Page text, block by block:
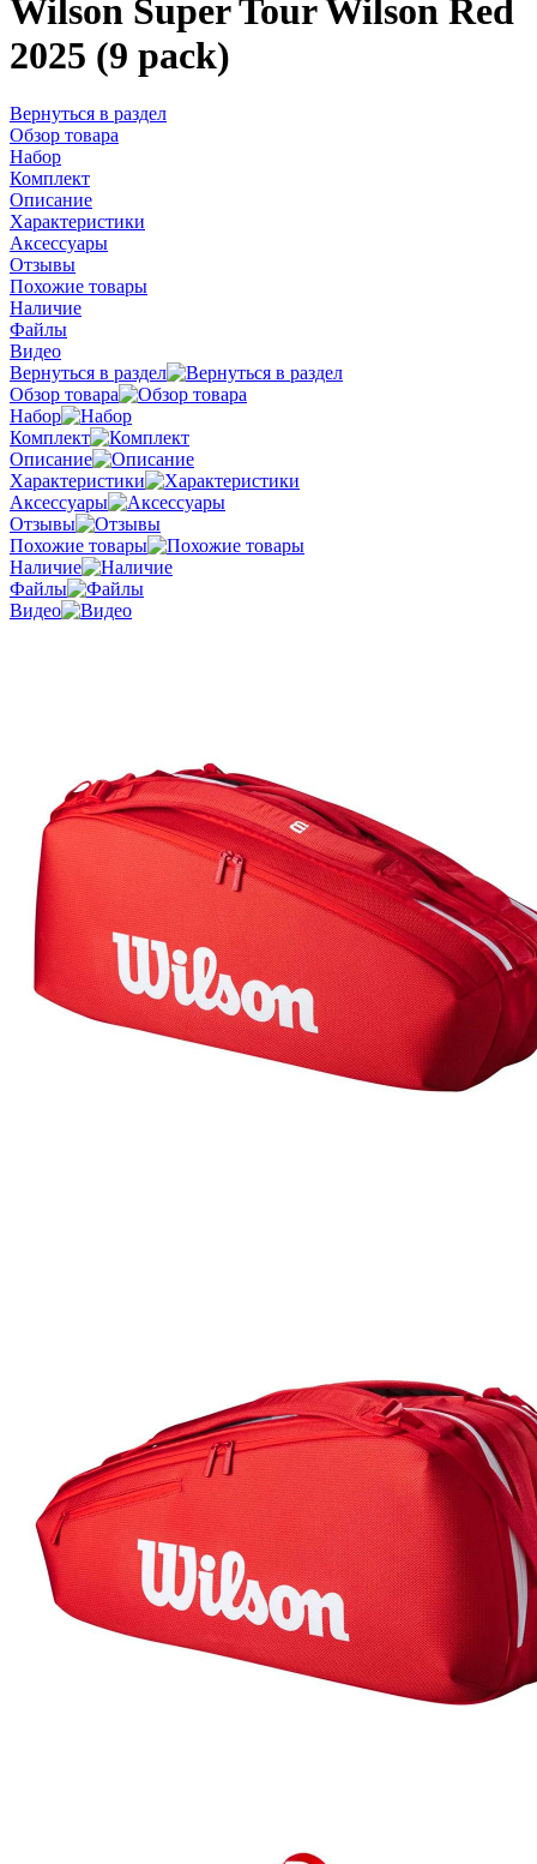
Wilson Super Tour Wilson Red
2025 (9 pack)
Вернуться в раздел
Обзор товара
Набор
Комплект
Описание
Характеристики
Аксессуары
Отзывы
Похожие товары
Наличие
Файлы
Видео
Вернуться в раздел
Обзор товара
Набор
Комплект
Описание
Характеристики
Аксессуары
Отзывы
Похожие товары
Наличие
Файлы
Видео